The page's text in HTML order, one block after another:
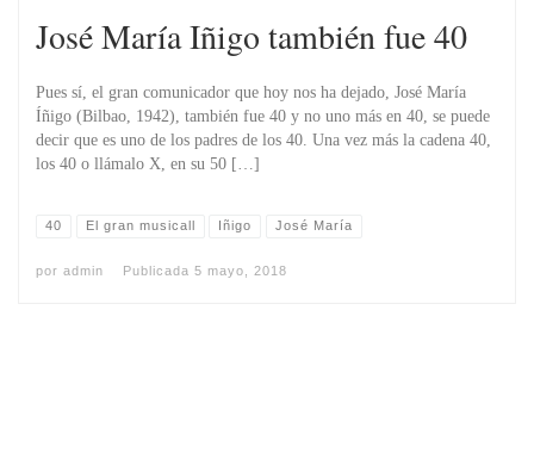
José María Iñigo también fue 40
Pues sí, el gran comunicador que hoy nos ha dejado, José María
Íñigo (Bilbao, 1942), también fue 40 y no uno más en 40, se puede
decir que es uno de los padres de los 40. Una vez más la cadena 40,
los 40 o llámalo X, en su 50 […]
40 El gran musicall Iñigo José María
por admin Publicada 5 mayo, 2018